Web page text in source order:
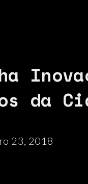
da
23, 2018